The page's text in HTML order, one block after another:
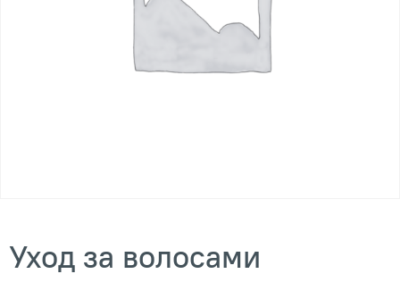
Уход за волосами